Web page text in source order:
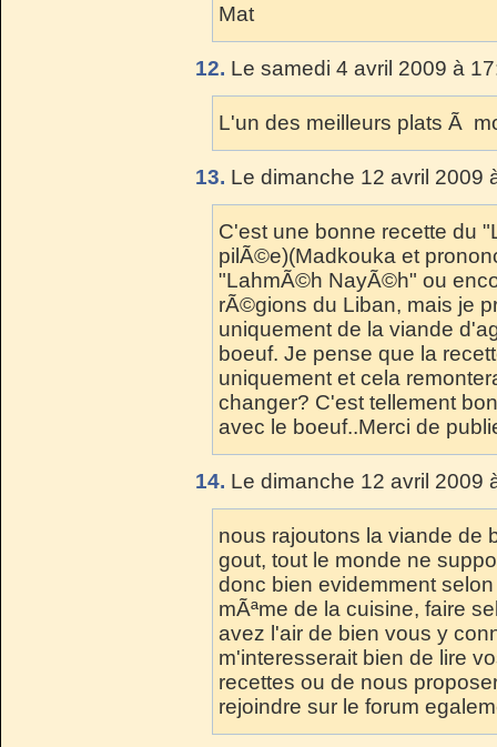
Mat
12. Le samedi 4 avril 2009 à
L'un des meilleurs plats Ã
13. Le dimanche 12 avril 2009
C'est une bonne recette du
pilÃ©e)(Madkouka et
"LahmÃ©h NayÃ©h" ou
rÃ©gions du Liban, mais je
uniquement de la viande
boeuf. Je pense que la
uniquement et cela
changer? C'est tellement
avec le boeuf..Merci de
14. Le dimanche 12 avril 2009
nous rajoutons la viande de
gout, tout le monde ne
donc bien evidemment
mÃªme de la cuisine, faire
avez l'air de bien vous y
m'interesserait bien de lire
recettes ou de nous
rejoindre sur le forum